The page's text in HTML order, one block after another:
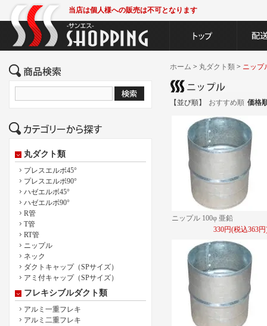
当店は個人様への販売は不可となります
丸ダクト類
プレスエルボ45°
プレスエルボ90°
ハゼエルボ45°
ハゼエルボ90°
R管
T管
RT管
ニップル
ネック
ダクトキャップ（SPサイズ）
アミ付キャップ（SPサイズ）
フレキシブルダクト類
アルミ一重フレキ
アルミ二重フレキ
ホーム > 丸ダクト類 > ニップ
【並び順】 おすすめ順 価格
ニップル 100φ 亜鉛
330円(税込363